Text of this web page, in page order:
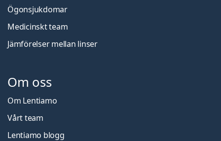
Ögonsjukdomar
Medicinskt team
Jämförelser mellan linser
Om oss
Om Lentiamo
Vårt team
Lentiamo blogg